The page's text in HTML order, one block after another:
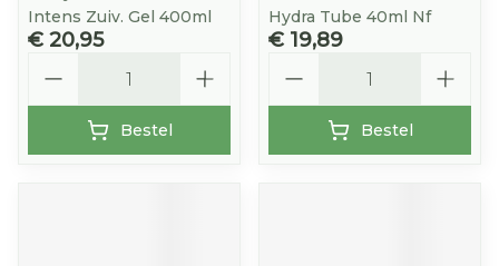
Intens Zuiv. Gel 400ml
€ 20,95
Bestel
Hydra Tube 40ml Nf
€ 19,89
Bestel